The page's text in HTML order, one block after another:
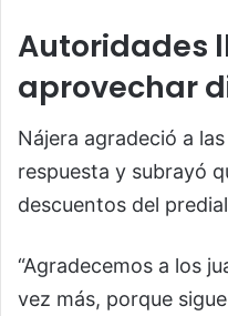
Autoridades
aprovechar
Nájera agradeció a
respuesta y subrayó
descuentos del
“Agradecemos a los
vez más, porque